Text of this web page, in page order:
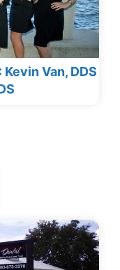
Van, DDS